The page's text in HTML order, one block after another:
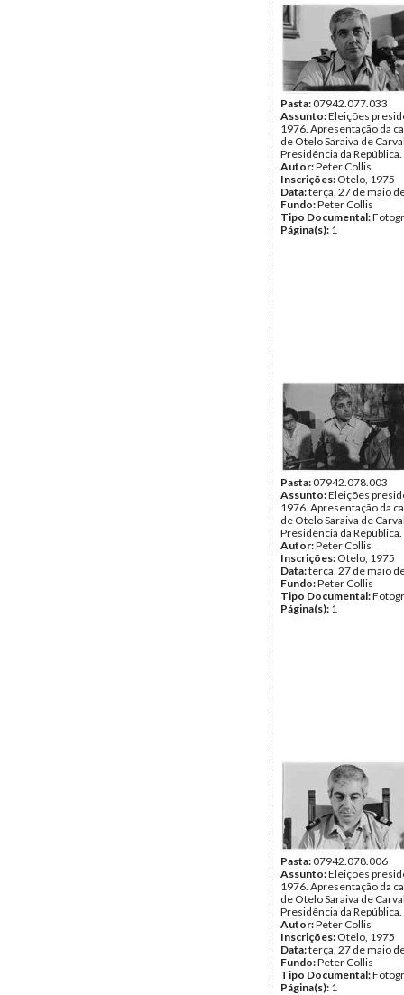
Pasta:07942.077.033
Assunto:Eleições
1976. Apresentação da
de Otelo Saraiva de
Presidência da República.
Autor:Peter Collis
Inscrições: Otelo, 1975
Data:terça, 27 de maio
Fundo:Peter Collis
Tipo Documental:
Página(s): 1
Pasta:07942.078.003
Assunto:Eleições
1976. Apresentação da
de Otelo Saraiva de
Presidência da República.
Autor:Peter Collis
Inscrições: Otelo, 1975
Data:terça, 27 de maio
Fundo:Peter Collis
Tipo Documental:
Página(s): 1
Pasta:07942.078.006
Assunto:Eleições
1976. Apresentação da
de Otelo Saraiva de
Presidência da República.
Autor:Peter Collis
Inscrições: Otelo, 1975
Data:terça, 27 de maio
Fundo:Peter Collis
Tipo Documental:
Página(s): 1